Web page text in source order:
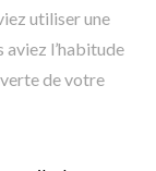
utiliser une
l’habitude
de votre